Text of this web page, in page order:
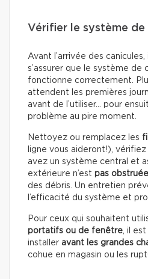
Vérifier le système
Avant l’arrivée des
s’assurer que le système de
fonctionne correctement.
attendent les premières
avant de l’utiliser… pour
problème au pire moment.
Nettoyez ou remplacez les
ligne vous aideront!), vérifiez
avez un système central et
extérieure n’est pas obstruée
des débris. Un entretien
l’efficacité du système et
Pour ceux qui souhaitent
portatifs ou de fenêtre, il
installer avant les grandes
cohue en magasin ou les